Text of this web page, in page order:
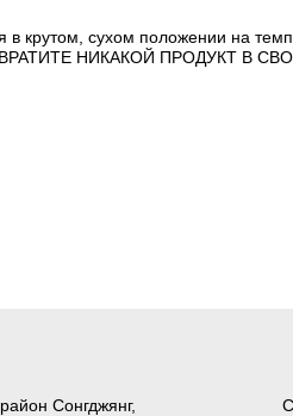
крутом, сухом положении на
НИКАКОЙ ПРОДУКТ В
Сонгджянг,